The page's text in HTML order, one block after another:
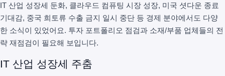
IT 산업 성장세 둔화, 클라우드 컴퓨팅 시장 성장, 미국 셧다운 종료
기대감, 중국 희토류 수출 금지 일시 중단 등 경제 분야에서도 다양
한 소식이 있었어요. 투자 포트폴리오 점검과 소재/부품 업체들의 전
략 재점검이 필요해 보입니다.
IT 산업 성장세 주춤